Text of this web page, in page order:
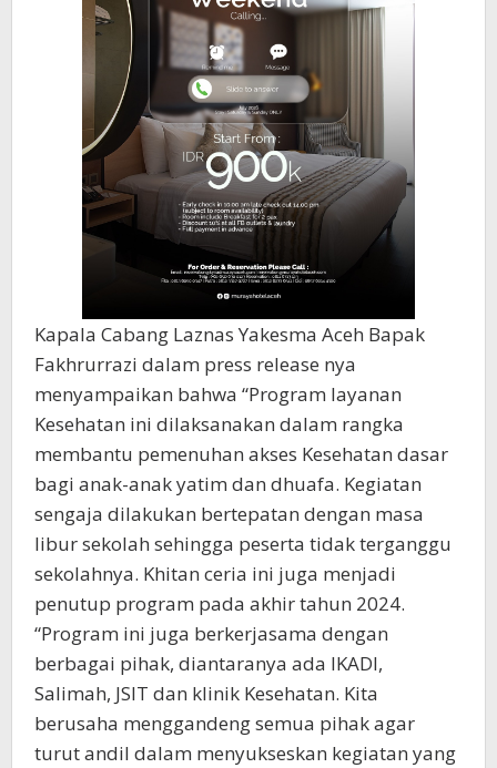
Kapala Cabang Laznas Yakesma Aceh Bapak
Fakhrurrazi dalam press release nya
menyampaikan bahwa “Program layanan
Kesehatan ini dilaksanakan dalam rangka
membantu pemenuhan akses Kesehatan dasar
bagi anak-anak yatim dan dhuafa. Kegiatan
sengaja dilakukan bertepatan dengan masa
libur sekolah sehingga peserta tidak terganggu
sekolahnya. Khitan ceria ini juga menjadi
penutup program pada akhir tahun 2024.
“Program ini juga berkerjasama dengan
berbagai pihak, diantaranya ada IKADI,
Salimah, JSIT dan klinik Kesehatan. Kita
berusaha menggandeng semua pihak agar
turut andil dalam menyukseskan kegiatan yang